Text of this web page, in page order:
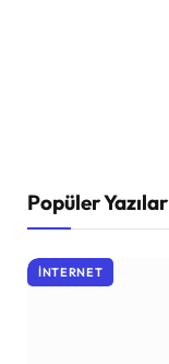
Popüler Yazılar
İNTERNET